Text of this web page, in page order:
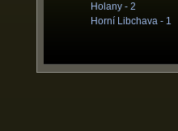
Holany - 2
Horní Libchava - 1